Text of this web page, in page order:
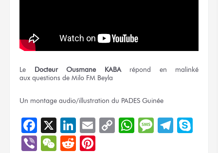
Le Docteur Ousmane KABArépond en malinké
aux questions de Milo FM Beyla
Un montage audio/illustration du PADES Guinée
Facebook
X LinkedIn
EmailCopyWhatsApp
Message
ViberWeChat
Reddit